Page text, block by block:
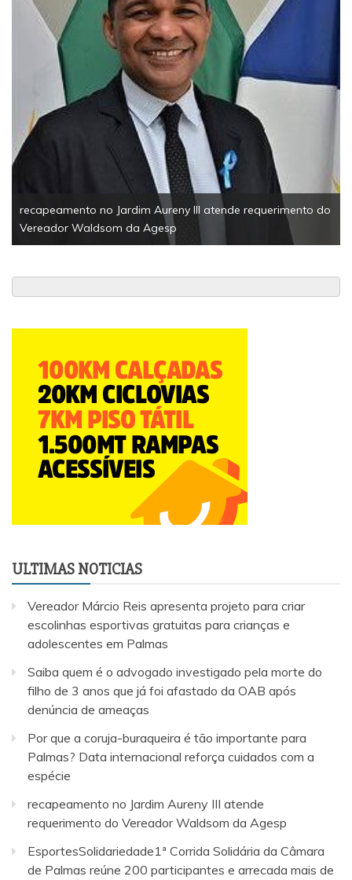
recapeamento no Jardim Aureny III atende requerimento do
Vereador Waldsom da Agesp
ULTIMAS NOTICIAS
Vereador Márcio Reis apresenta projeto para criar
escolinhas esportivas gratuitas para crianças e
adolescentes em Palmas
Saiba quem é o advogado investigado pela morte do
filho de 3 anos que já foi afastado da OAB após
denúncia de ameaças
Por que a coruja-buraqueira é tão importante para
Palmas? Data internacional reforça cuidados com a
espécie
recapeamento no Jardim Aureny III atende
requerimento do Vereador Waldsom da Agesp
EsportesSolidariedade1ª Corrida Solidária da Câmara
de Palmas reúne 200 participantes e arrecada mais de